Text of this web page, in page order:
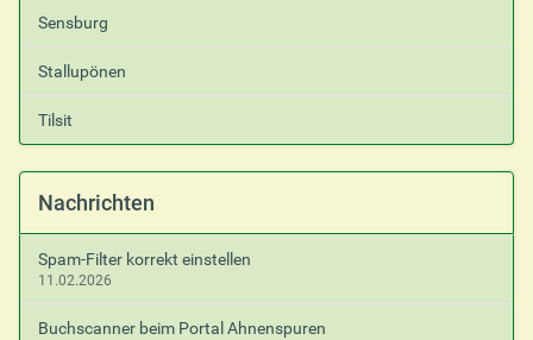
Sensburg
Stallupönen
Tilsit
Nachrichten
Spam-Filter korrekt einstellen
11.02.2026
Buchscanner beim Portal Ahnenspuren